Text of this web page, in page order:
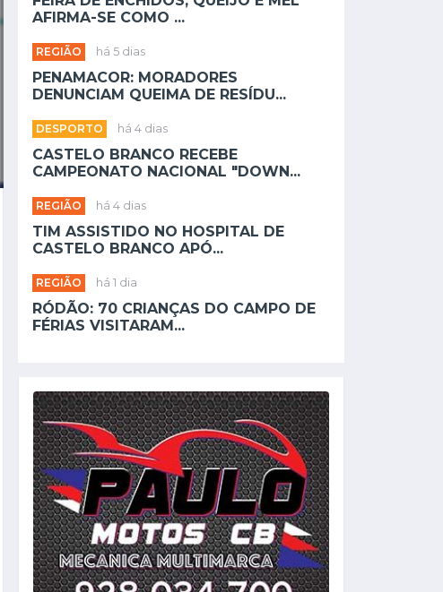
AFIRMA-SE COMO ...
REGIÃO há 5 dias
PENAMACOR: MORADORES
DENUNCIAM QUEIMA DE RESÍDU...
DESPORTO há 4 dias
CASTELO BRANCO RECEBE
CAMPEONATO NACIONAL "DOWN...
REGIÃO há 4 dias
TIM ASSISTIDO NO HOSPITAL DE
CASTELO BRANCO APÓ...
REGIÃO há 1 dia
RÓDÃO: 70 CRIANÇAS DO CAMPO DE
FÉRIAS VISITARAM...